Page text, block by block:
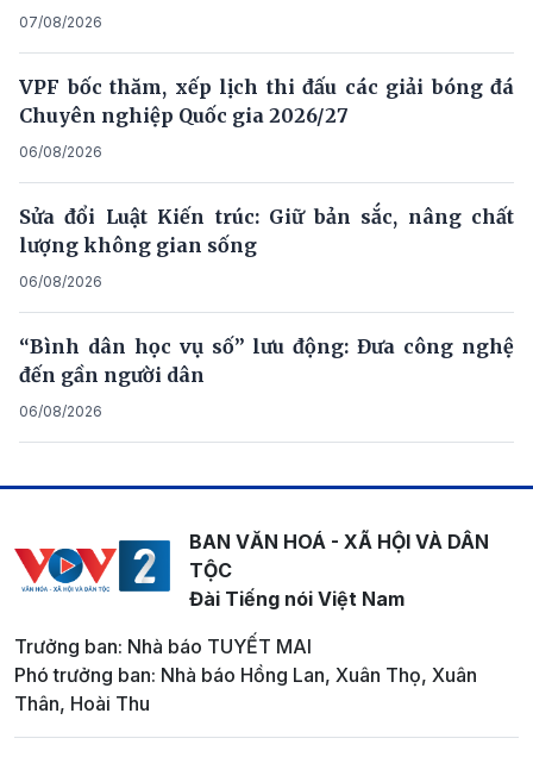
07/08/2026
VPF bốc thăm, xếp lịch thi đấu các giải bóng đá
Chuyên nghiệp Quốc gia 2026/27
06/08/2026
Sửa đổi Luật Kiến trúc: Giữ bản sắc, nâng chất
lượng không gian sống
06/08/2026
“Bình dân học vụ số” lưu động: Đưa công nghệ
đến gần người dân
06/08/2026
BAN VĂN HOÁ - XÃ HỘI VÀ DÂN
TỘC
Đài Tiếng nói Việt Nam
Trưởng ban: Nhà báo TUYẾT MAI
Phó trưởng ban: Nhà báo Hồng Lan, Xuân Thọ, Xuân
Thân, Hoài Thu